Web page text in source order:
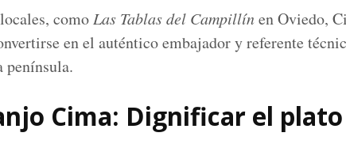
como Las Tablas del Campillínen Oviedo,
en el auténtico embajador y referente
península.
Cima: Dignificar el